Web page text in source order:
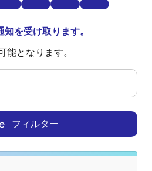
を受け取ります。
能となります。
フィルター